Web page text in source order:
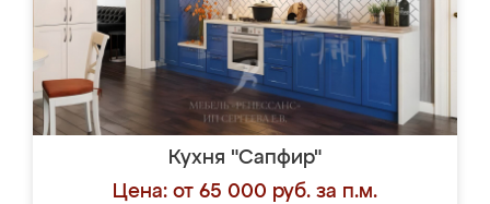
Кухня "Сапфир"
Цена: от 65 000 руб. за п.м.